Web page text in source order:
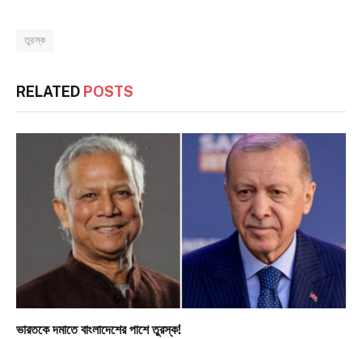
তুরস্ক
RELATED POSTS
ভারতকে দমাতে বাংলাদেশের পাশে তুরস্ক!